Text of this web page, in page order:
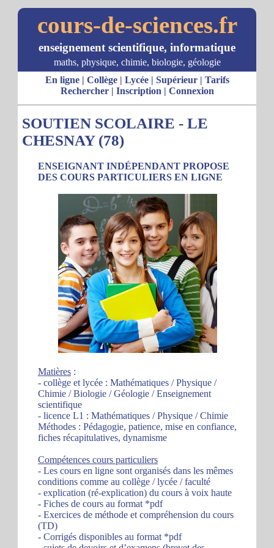
cours-de-sciences.fr
enseignement scientifique, informatique
maths, physique, chimie, biologie, géologie
En ligne| Collège| Lycée| Supérieur| Tarifs
Rechercher| Inscription | Connexion
SOUTIEN SCOLAIRE - LE
CHESNAY (78)
ENSEIGNANT INDÉPENDANT PROPOSE
DES COURS PARTICULIERS EN LIGNE
Matières :
- collège et lycée : Mathématiques / Physique /
Chimie / Biologie / Géologie / Enseignement
scientifique
- licence L1 : Mathématiques / Physique / Chimie
Méthodes : Pédagogie, patience, mise en confiance,
fiches récapitulatives, dynamisme
Compétences cours particuliers
- Les cours en ligne sont organisés dans les mêmes
conditions comme au collège / lycée / faculté
- explication (ré-explication) du cours à voix haute
- Fiches de cours au format *pdf
- Exercices de méthode et compréhension du cours
(TD)
- Corrigés disponibles au format *pdf